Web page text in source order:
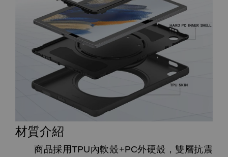
材質介紹
商品採用TPU內軟殼+PC外硬殼，雙層抗震